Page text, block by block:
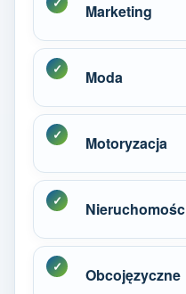
Marketing
Moda
Motoryzacja
Obcojęzyczne